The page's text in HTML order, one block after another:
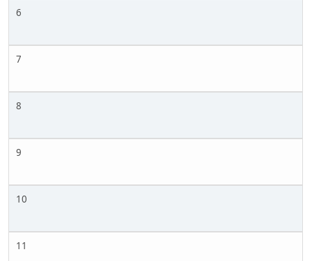
6
7
8
9
10
11